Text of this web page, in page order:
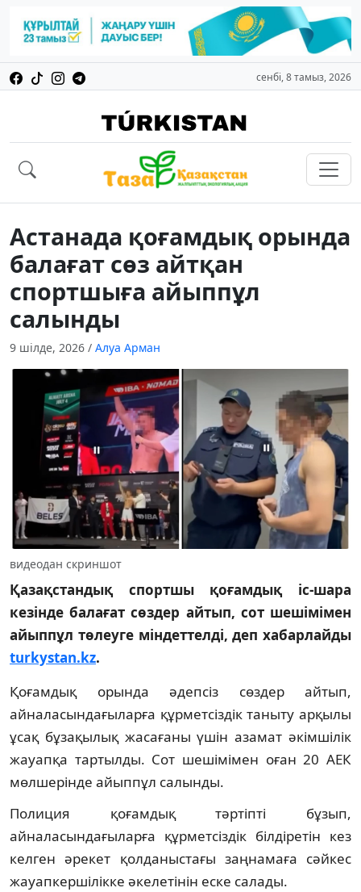
сенбі, 8 тамыз, 2026
Астанада қоғамдық орында
балағат сөз айтқан
спортшыға айыппұл
салынды
9 шілде, 2026 / Алуа Арман
видеодан скриншот
Қазақстандық спортшы қоғамдық іс-шара
кезінде балағат сөздер айтып, сот шешімімен
айыппұл төлеуге міндеттелді, деп хабарлайды
turkystan.kz.
Қоғамдық орында әдепсіз сөздер айтып,
айналасындағыларға құрметсіздік таныту арқылы
ұсақ бұзақылық жасағаны үшін азамат әкімшілік
жауапқа тартылды. Сот шешімімен оған 20 АЕК
мөлшерінде айыппұл салынды.
Полиция қоғамдық тәртіпті бұзып,
айналасындағыларға құрметсіздік білдіретін кез
келген әрекет қолданыстағы заңнамаға сәйкес
жауапкершілікке әкелетінін еске салады.